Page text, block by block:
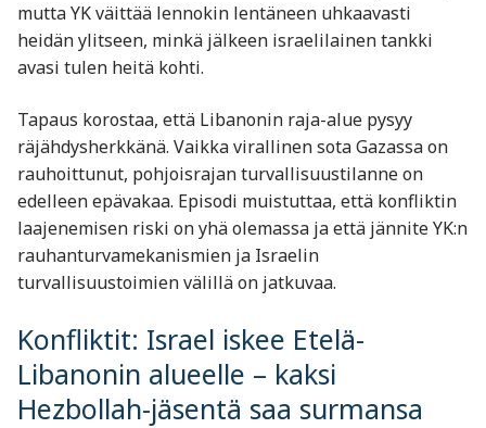
mutta YK väittää lennokin lentäneen uhkaavasti
heidän ylitseen, minkä jälkeen israelilainen tankki
avasi tulen heitä kohti.
Tapaus korostaa, että Libanonin raja-alue pysyy
räjähdysherkkänä. Vaikka virallinen sota Gazassa on
rauhoittunut, pohjoisrajan turvallisuustilanne on
edelleen epävakaa. Episodi muistuttaa, että konfliktin
laajenemisen riski on yhä olemassa ja että jännite YK:n
rauhanturvamekanismien ja Israelin
turvallisuustoimien välillä on jatkuvaa.
Konfliktit: Israel iskee Etelä-
Libanonin alueelle – kaksi
Hezbollah-jäsentä saa surmansa